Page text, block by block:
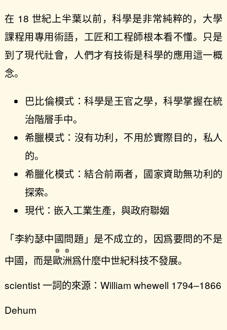
在 18 世紀上半葉以前，科學是非常純粹的，大學
課程用專用術語，工匠和工程師根本看不懂。只是
到了現代社會，人們才有技術是科學的應用這一概
念。
巴比倫模式：科學是王官之學，科學掌握在統
治階層手中。
希臘模式：沒有功利，不用於實際目的，私人
的。
希臘化模式：結合前兩者，國家資助無功利的
探索。
現代：嵌入工業生產，與政府聯姻
「李約瑟中國問題」是不成立的，因爲要問的不是
中國，而是歐洲爲什麼中世紀科技不發展。
scientist 一詞的來源：William whewell 1794–1866
Dehum